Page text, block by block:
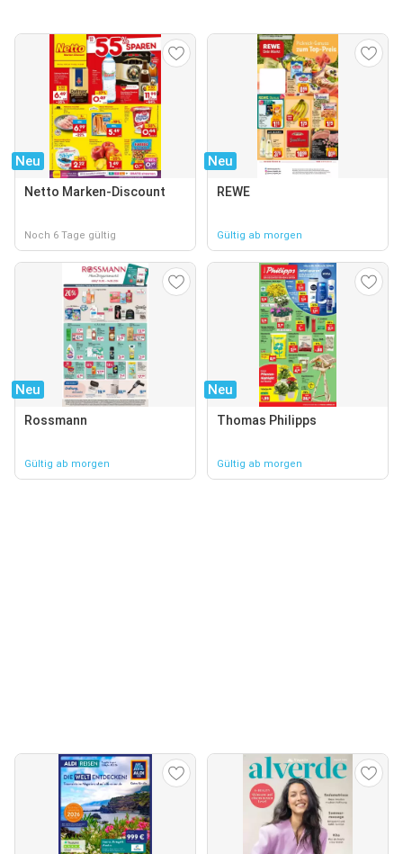
Neu
Netto Marken-Discount
Noch 6 Tage gültig
Neu
REWE
Gültig ab morgen
Neu
Rossmann
Gültig ab morgen
Neu
Thomas Philipps
Gültig ab morgen